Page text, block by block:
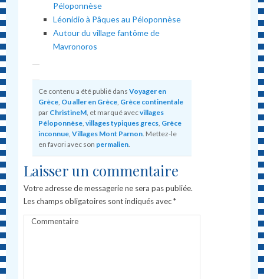
Péloponnèse
Léonidio à Pâques au Péloponnèse
Autour du village fantôme de
Mavronoros
Ce contenu a été publié dansVoyager en
Grèce Ou aller en Grèce Grèce continentale
par ChristineM , et marqué avecvillages
Péloponnèse ,villages typiques grecs Grèce
inconnue ,Villages Mont Parnon . Mettez-le
en favori avec son permalien
Laisser un commentaire
Votre adresse de messagerie ne sera pas publiée.
Les champs obligatoires sont indiqués avec*
Commentaire